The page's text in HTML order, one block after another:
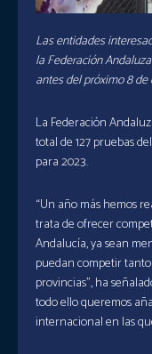
Las entidades
la Federación
antes del próximo 8
La Federación
total de 127 pruebas
para 2023.
“Un año más hemos
trata de ofrecer
Andalucía, ya sean
puedan competir
provincias”, ha
todo ello queremos
internacional en las